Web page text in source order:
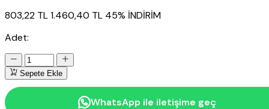
803,22 TL1.460,40 TL 45% İNDİRİM
Adet:
Sepete Ekle
WhatsApp ile iletişime geç